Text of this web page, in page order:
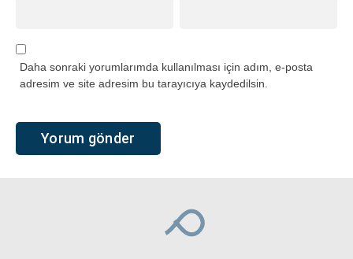
Daha sonraki yorumlarımda kullanılması için adım, e-posta
adresim ve site adresim bu tarayıcıya kaydedilsin.